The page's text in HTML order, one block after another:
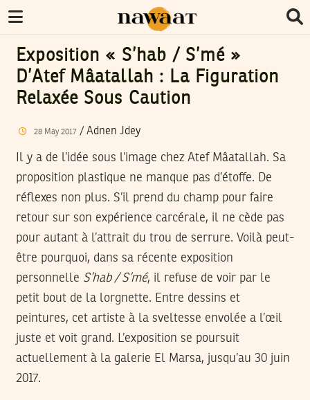
Exposition « S’hab / S’mé »
D’Atef Mâatallah : La Figuration
Relaxée Sous Caution
28 May 2017/ Adnen Jdey
Il y a de l’idée sous l’image chez Atef Mâatallah. Sa
proposition plastique ne manque pas d’étoffe. De
réflexes non plus. S’il prend du champ pour faire
retour sur son expérience carcérale, il ne cède pas
pour autant à l’attrait du trou de serrure. Voilà peut-
être pourquoi, dans sa récente exposition
personnelle S’hab / S’mé, il refuse de voir par le
petit bout de la lorgnette. Entre dessins et
peintures, cet artiste à la sveltesse envolée a l’œil
juste et voit grand. L’exposition se poursuit
actuellement à la galerie El Marsa, jusqu’au 30 juin
2017.